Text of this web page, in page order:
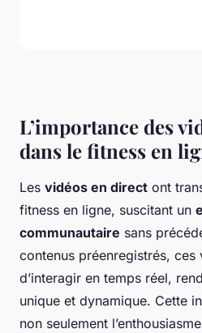
L’importance des
dans le fitness en
Les vidéos en direct ont
fitness en ligne, suscitant un
communautaire sans
contenus préenregistrés, ces
d’interagir en temps réel,
unique et dynamique. Cette
non seulement